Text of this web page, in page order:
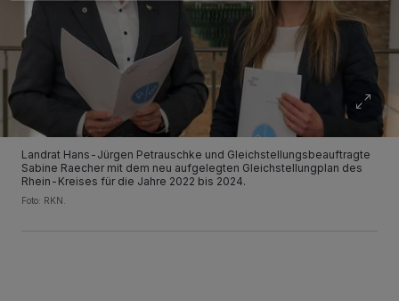
Landrat Hans-Jürgen Petrauschke und Gleichstellungsbeauftragte
Sabine Raecher mit dem neu aufgelegten Gleichstellungplan des
Rhein-Kreises für die Jahre 2022 bis 2024.
Foto: RKN.